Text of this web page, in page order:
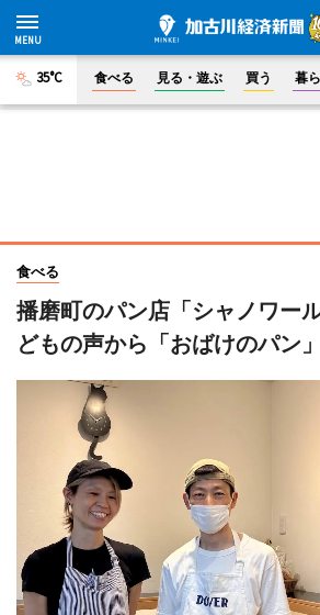
35°C 食べる 見る・遊ぶ 買う 暮
食べる
播磨町のパン店「シャノワー
どもの声から「おばけのパン